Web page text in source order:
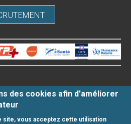
légales
de l'Ordre
parwww.denti.site
des cookies afin d'améliorer
site, vous acceptez cette utilisation